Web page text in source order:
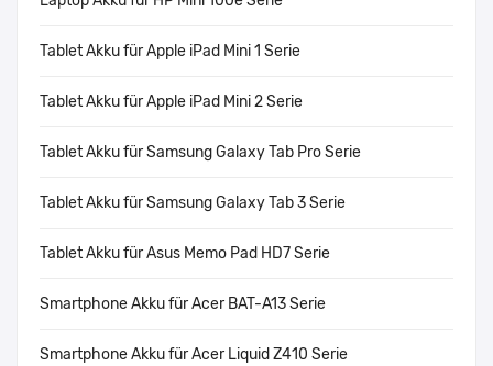
Tablet Akku für Apple iPad Mini 1 Serie
Tablet Akku für Apple iPad Mini 2 Serie
Tablet Akku für Samsung Galaxy Tab Pro Serie
Tablet Akku für Samsung Galaxy Tab 3 Serie
Tablet Akku für Asus Memo Pad HD7 Serie
Smartphone Akku für Acer BAT-A13 Serie
Smartphone Akku für Acer Liquid Z410 Serie